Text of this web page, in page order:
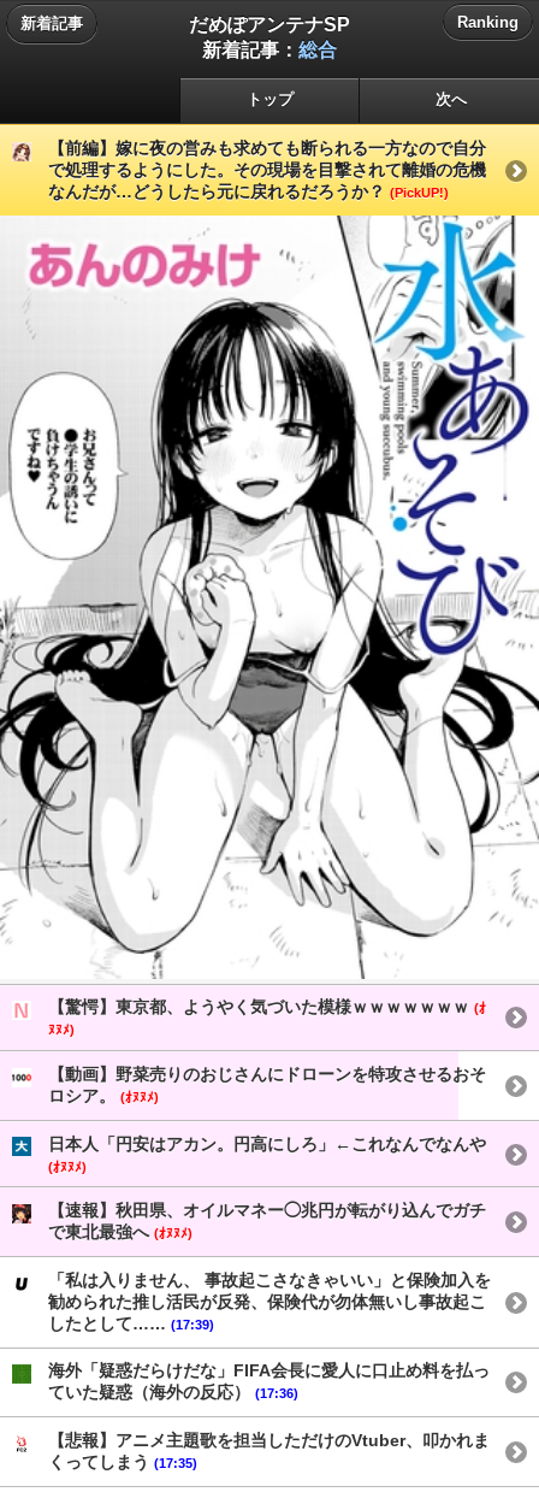
新着記事
だめぽアンテナSP
新着記事： 総合
Ranking
トップ 次へ
【前編】嫁に夜の営みも求めても断られる一方なので自分
で処理するようにした。その現場を目撃されて離婚の危機
なんだが…どうしたら元に戻れるだろうか？ (PickUP!)
【驚愕】東京都、ようやく気づいた模様ｗｗｗｗｗｗｗ (ｵ
ﾇﾇﾒ)
【動画】野菜売りのおじさんにドローンを特攻させるおそ
ロシア。
(ｵﾇﾇﾒ)
日本人「円安はアカン。円高にしろ」←これなんでなんや
(ｵﾇﾇﾒ)
【速報】秋田県、オイルマネー◯兆円が転がり込んでガチ
で東北最強へ (ｵﾇﾇﾒ)
「私は入りません、 事故起こさなきゃいい」と保険加入を
勧められた推し活民が反発、保険代が勿体無いし事故起こ
したとして…… (17:39)
海外「疑惑だらけだな」FIFA会長に愛人に口止め料を払っ
ていた疑惑（海外の反応）
(17:36)
【悲報】アニメ主題歌を担当しただけのVtuber、叩かれま
くってしまう (17:35)